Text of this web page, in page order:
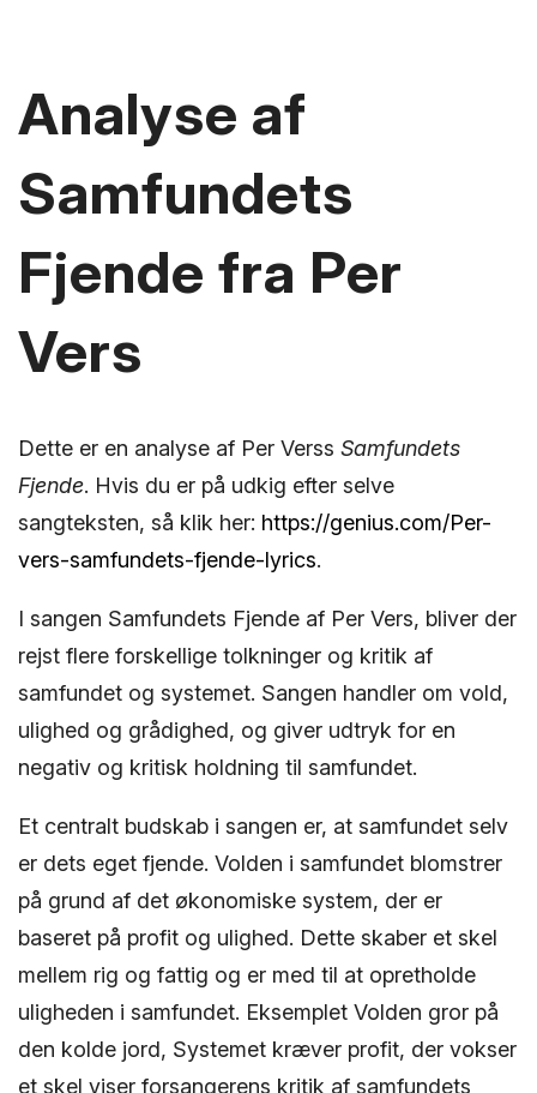
Analyse af
Samfundets
Fjende fra Per
Vers
Dette er en analyse af Per Verss Samfundets
Fjende. Hvis du er på udkig efter selve
sangteksten, så klik her: https://genius.com/Per-
vers-samfundets-fjende-lyrics.
I sangen Samfundets Fjende af Per Vers, bliver der
rejst flere forskellige tolkninger og kritik af
samfundet og systemet. Sangen handler om vold,
ulighed og grådighed, og giver udtryk for en
negativ og kritisk holdning til samfundet.
Et centralt budskab i sangen er, at samfundet selv
er dets eget fjende. Volden i samfundet blomstrer
på grund af det økonomiske system, der er
baseret på profit og ulighed. Dette skaber et skel
mellem rig og fattig og er med til at opretholde
uligheden i samfundet. Eksemplet Volden gror på
den kolde jord, Systemet kræver profit, der vokser
et skel viser forsangerens kritik af samfundets